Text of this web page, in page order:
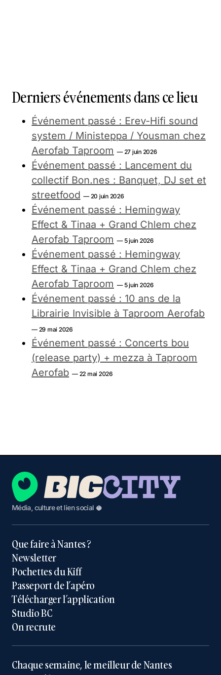
Derniers événements dans ce lieu
Événement passé : Erev-Hifi sound
system / Ministeppa / Yousman chez
Aerofab Taproom — 27 juin 2026
Événement passé : Lancement du
collectif Bon.nes : Banquet, DJ set et
streetfood — 20 juin 2026
Événement passé : Hemingway
Effect & Tinaa + Grand Chlem chez
Aerofab Taproom — 5 juin 2026
Événement passé : Hemingway
Effect & Tinaa + Grand Chlem chez
Aerofab Taproom — 5 juin 2026
Événement passé : 10 ans de la
Librairie Invisible à Taproom Aerofab
— 29 mai 2026
Événement passé : Concerts bou
(release party) + mezza à Taproom
Aerofab — 22 mai 2026
Média, culture et lien social 🥥
Que faire à Nantes ?
Newsletter
Pochettes du Kiff
Passeport de l’apéro
Télécharger l’application
Studio BC
On recrute
Chaque semaine, le meilleur de Nantes